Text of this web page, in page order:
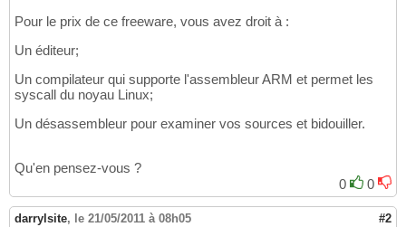
Pour le prix de ce freeware, vous avez droit à :
Un éditeur;
Un compilateur qui supporte l'assembleur ARM et permet les
syscall du noyau Linux;
Un désassembleur pour examiner vos sources et bidouiller.
Qu'en pensez-vous ?
0
0
darrylsite, le 21/05/2011 à 08h05 #2